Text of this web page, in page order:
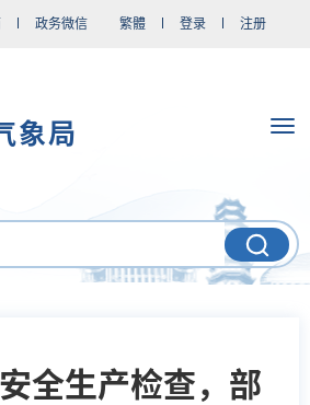
政务微信 繁體 登录 注册
象局
全生产检查，部